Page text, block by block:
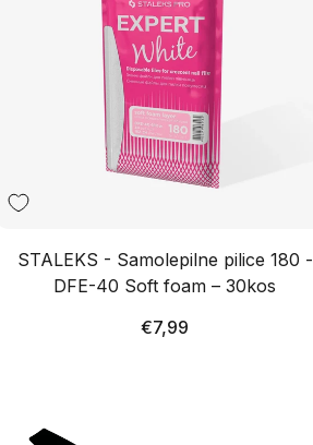
STALEKS - Samolepilne pilice 180 -
DFE-40 Soft foam – 30kos
Redna
€7,99